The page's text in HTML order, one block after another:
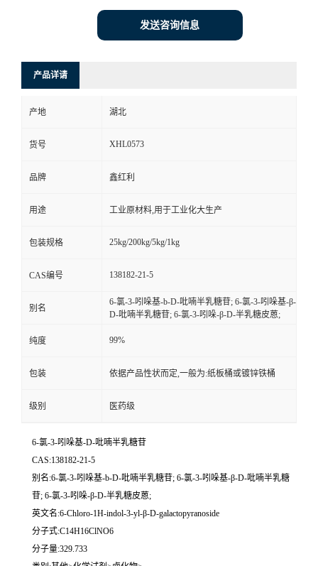
发送咨询信息
产品详请
产地 湖北
货号 XHL0573
品牌 鑫红利
用途 工业原材料,用于工业化大生产
包装规格 25kg/200kg/5kg/1kg
CAS编号 138182-21-5
别名
6-氯-3-吲哚基-b-D-吡喃半乳糖苷; 6-氯-3-吲哚基-β-
D-吡喃半乳糖苷; 6-氯-3-吲哚-β-D-半乳糖皮蒽;
纯度 99%
包装 依据产品性状而定,一般为:纸板桶或镀锌铁桶
级别 医药级
6-氯-3-吲哚基-D-吡喃半乳糖苷
CAS:138182-21-5
别名:6-氯-3-吲哚基-b-D-吡喃半乳糖苷; 6-氯-3-吲哚基-β-D-吡喃半乳糖
苷; 6-氯-3-吲哚-β-D-半乳糖皮蒽;
英文名:6-Chloro-1H-indol-3-yl-β-D-galactopyranoside
分子式:C14H16ClNO6
分子量:329.733